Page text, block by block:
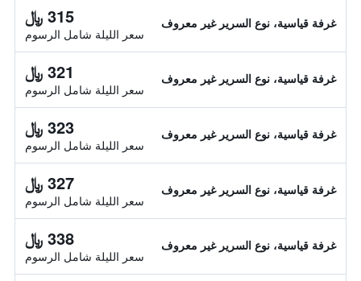
غرفة قياسية، نوع السرير غير معروف 315 ﷼
سعر الليلة شامل الرسوم
غرفة قياسية، نوع السرير غير معروف 321 ﷼
سعر الليلة شامل الرسوم
غرفة قياسية، نوع السرير غير معروف 323 ﷼
سعر الليلة شامل الرسوم
غرفة قياسية، نوع السرير غير معروف 327 ﷼
سعر الليلة شامل الرسوم
غرفة قياسية، نوع السرير غير معروف 338 ﷼
سعر الليلة شامل الرسوم